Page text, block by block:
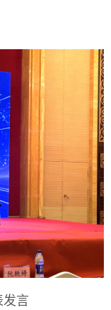
发言